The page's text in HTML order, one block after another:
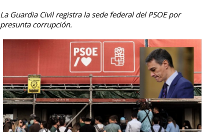
La Guardia Civil registra la sede federal del PSOE por
presunta corrupción.